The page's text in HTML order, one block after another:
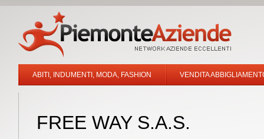
ABITI, INDUMENTI, MODA, FASHION VENDITA
FREE WAY S.A.S.